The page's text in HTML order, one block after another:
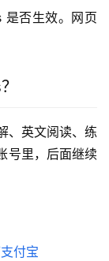
是否生效。网页
、英文阅读、练
号里，后面继续
付宝